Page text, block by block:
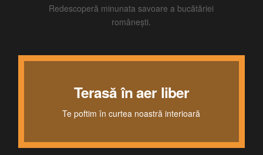
Redescoperă minunata savoare a bucătăriei
românești.
Terasă în aer liber
Te poftim în curtea noastră interioară
Chic Lounge
Pentru relaxare și întâlniri de afaceri